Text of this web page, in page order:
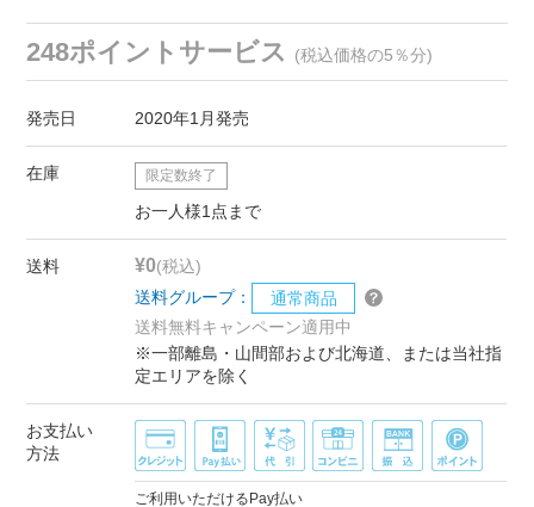
248ポイントサービス (税込価格の5％分)
発売日 2020年1月発売
在庫 限定数終了
お一人様1点まで
送料 ¥0(税込)
送料グループ：
通常商品
送料無料キャンペーン適用中
※一部離島・山間部および北海道、または当社指
定エリアを除く
お支払い
方法
ご利用いただけるPay払い